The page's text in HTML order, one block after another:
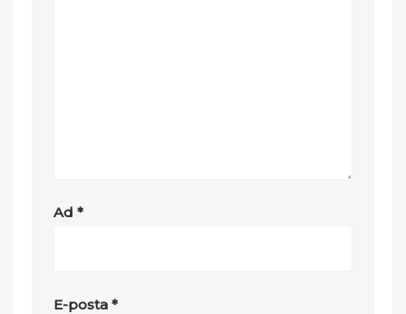
Ad*
E-posta*